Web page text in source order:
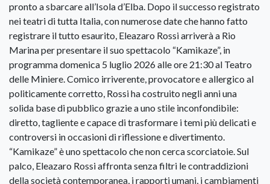
pronto a sbarcare all’Isola d’Elba. Dopo il successo registrato
nei teatri di tutta Italia, con numerose date che hanno fatto
registrare il tutto esaurito, Eleazaro Rossi arriverà a Rio
Marina per presentare il suo spettacolo “Kamikaze”, in
programma domenica 5 luglio 2026 alle ore 21:30 al Teatro
delle Miniere. Comico irriverente, provocatore e allergico al
politicamente corretto, Rossi ha costruito negli anni una
solida base di pubblico grazie a uno stile inconfondibile:
diretto, tagliente e capace di trasformare i temi più delicati e
controversi in occasioni di riflessione e divertimento.
“Kamikaze” è uno spettacolo che non cerca scorciatoie. Sul
palco, Eleazaro Rossi affronta senza filtri le contraddizioni
della società contemporanea, i rapporti umani, i cambiamenti